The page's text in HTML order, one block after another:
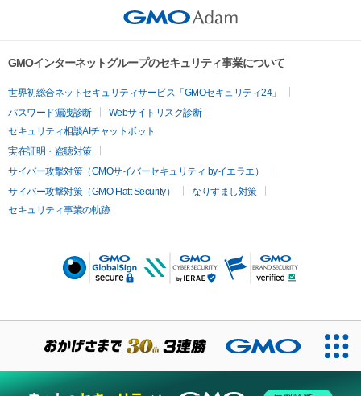
GMOインターネットグループのセキュリティ事業について
世界初総合ネットセキュリティサービス「GMOセキュリティ24」
パスワード漏洩診断
Webサイトリスク診断
セキュリティ相談AIチャットボット
実在証明・盗聴対策
サイバー攻撃対策（GMOサイバーセキュリティ byイエラエ）
サイバー攻撃対策（GMO Flatt Security）
なりすまし対策
セキュリティ事業の軌跡